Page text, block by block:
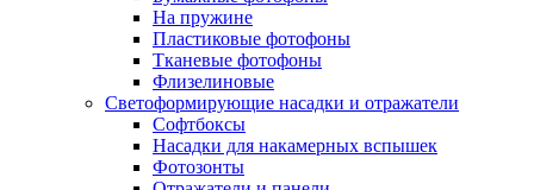
На пружине
Пластиковые фотофоны
Тканевые фотофоны
Флизелиновые
Светоформирующие насадки и отражатели
Софтбоксы
Насадки для накамерных вспышек
Фотозонты